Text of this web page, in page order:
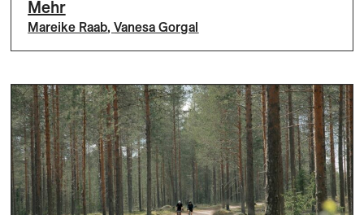
Mehr
Mareike Raab,Vanesa Gorgal